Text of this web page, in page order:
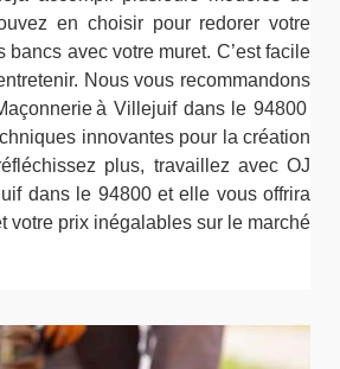
en choisir pour redorer votre
bancs avec votre muret. C’est facile
Nous vous recommandons
à Villejuif dans le 94800
innovantes pour la création
plus, travaillez avec OJ
dans le 94800 et elle vous offrira
votre prix inégalables sur le marché